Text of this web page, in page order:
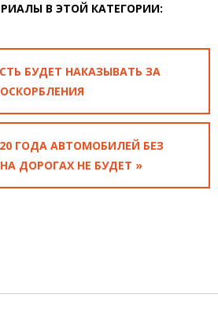
В ЭТОЙ КАТЕГОРИИ:
БУДЕТ НАКАЗЫВАТЬ ЗА
ОСКОРБЛЕНИЯ
ГОДА АВТОМОБИЛЕЙ БЕЗ
ДОРОГАХ НЕ БУДЕТ »